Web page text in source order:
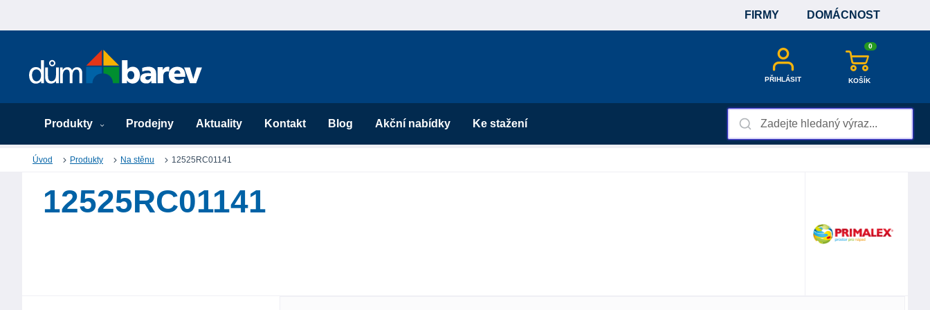
FIRMY DOMÁCNOST
PŘIHLÁSIT
0
KOŠÍK
Produkty Prodejny Aktuality Kontakt Blog Akční nabídky Ke stažení
Úvod Produkty Na stěnu 12525RC01141
12525RC01141